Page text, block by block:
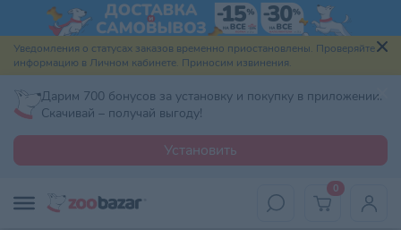
Уведомления о статусах заказов временно приостановлены. Проверяйте
информацию в Личном кабинете. Приносим извинения.
Дарим 700 бонусов за установку и покупку в приложении.
Скачивай – получай выгоду!
Установить
0